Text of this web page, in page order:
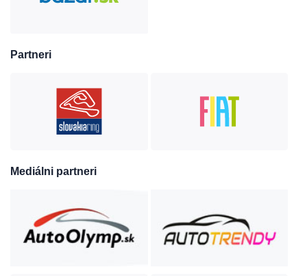
Partneri
Mediálni partneri